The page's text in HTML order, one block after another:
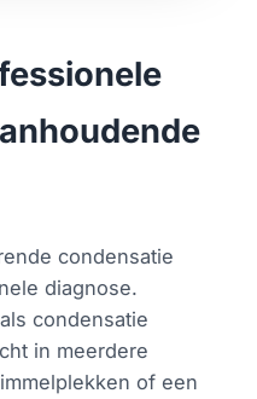
condensatie
diagnose.
condensatie
in meerdere
of een